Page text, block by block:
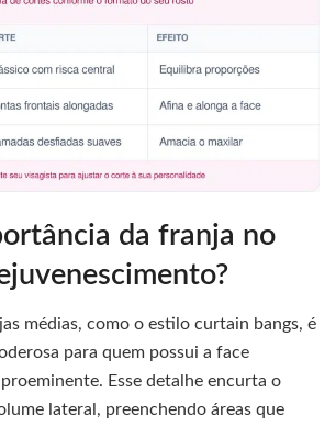
da franja no
médias, como o estilo curtain bangs, é
para quem possui a face
Esse detalhe encurta o
lateral, preenchendo áreas que